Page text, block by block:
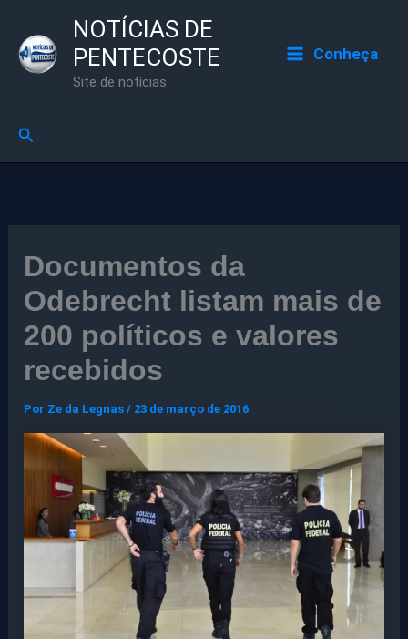
para
NOTÍCIAS DE
PENTECOSTE
Site de notícias
Conheça
Pesquisar
Documentos da
Odebrecht listam mais de
200 políticos e valores
recebidos
Por Ze da Legnas/ 23 de março de 2016